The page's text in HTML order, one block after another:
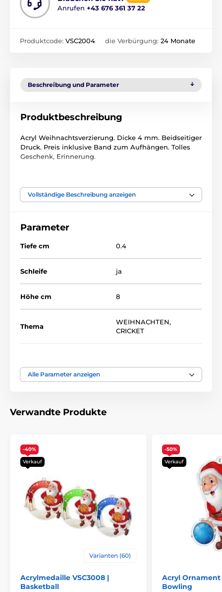
Anrufen +43 676 361 37 22
Produktcode: VSC2004 die Verbürgung: 24 Monate
Beschreibung und Parameter
Produktbeschreibung
Acryl Weihnachtsverzierung. Dicke 4 mm. Beidseitiger
Druck. Preis inklusive Band zum Aufhängen. Tolles
Geschenk, Erinnerung.
Das Produkt ist in Kategorien eingeteilt
Acrylmedaillen
Vollständige Beschreibung anzeigen
Parameter
Tiefe cm 0.4
Schleife ja
Höhe cm 8
Thema
WEIHNACHTEN,
CRICKET
Material acryl
Alle Parameter anzeigen
Verwandte Produkte
-40%
Verkauf
Varianten (60)
Acrylmedaille VSC3008 |
Basketball
-50%
Verkauf
Acryl Ornament
Bowling